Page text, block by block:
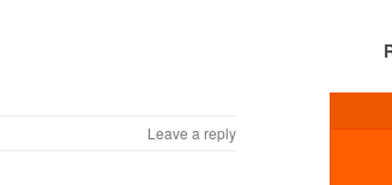
Leave a reply